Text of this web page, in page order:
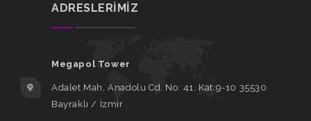
ADRESLERİMİZ
Megapol Tower
Adalet Mah, Anadolu Cd. No: 41, Kat:9-10 35530
Bayraklı / İzmir